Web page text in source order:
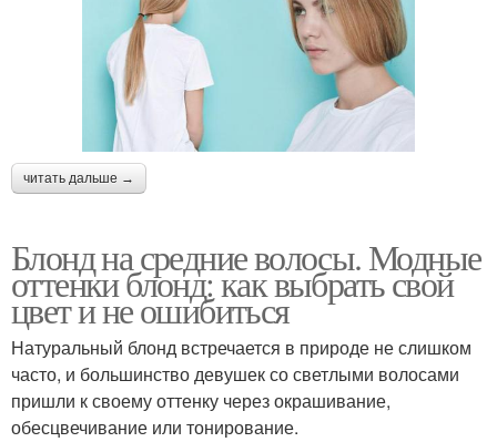
читать дальше →
Блонд на средние волосы. Модные
оттенки блонд: как выбрать свой
цвет и не ошибиться
Натуральный блонд встречается в природе не слишком
часто, и большинство девушек со светлыми волосами
пришли к своему оттенку через окрашивание,
обесцвечивание или тонирование.